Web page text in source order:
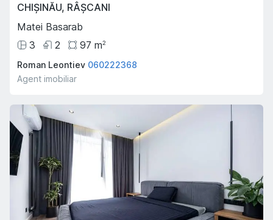
CHIȘINĂU, RÂȘCANI
Matei Basarab
3
2 97 m2
Roman Leontiev 060222368
Agent imobiliar